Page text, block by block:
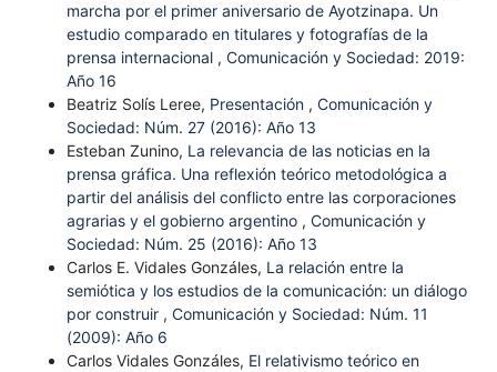
marcha por el primer aniversario de Ayotzinapa. Un
estudio comparado en titulares y fotografías de la
prensa internacional , Comunicación y Sociedad: 2019:
Año 16
Beatriz Solís Leree, Presentación , Comunicación y
Sociedad: Núm. 27 (2016): Año 13
Esteban Zunino, La relevancia de las noticias en la
prensa gráfica. Una reflexión teórico metodológica a
partir del análisis del conflicto entre las corporaciones
agrarias y el gobierno argentino , Comunicación y
Sociedad: Núm. 25 (2016): Año 13
Carlos E. Vidales Gonzáles, La relación entre la
semiótica y los estudios de la comunicación: un diálogo
por construir , Comunicación y Sociedad: Núm. 11
(2009): Año 6
Carlos Vidales Gonzáles, El relativismo teórico en